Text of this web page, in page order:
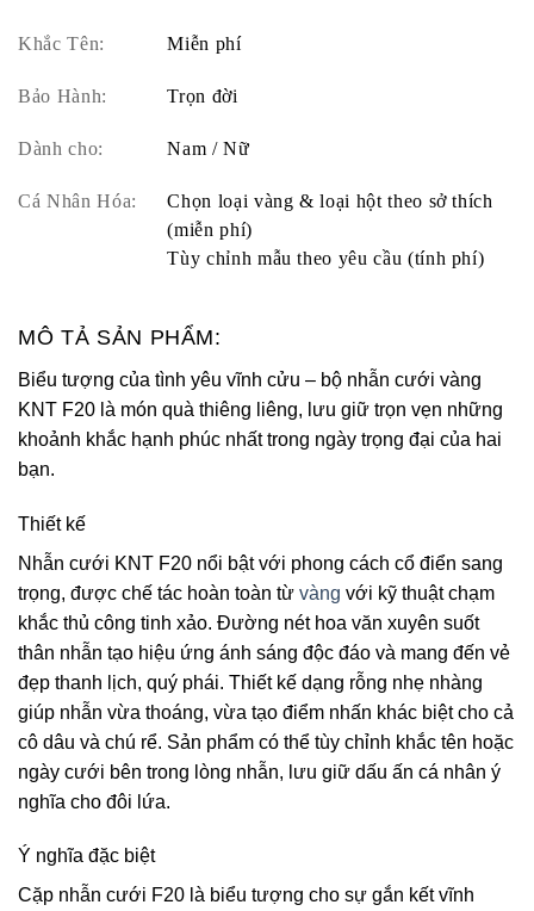
Khắc Tên: Miễn phí
Bảo Hành: Trọn đời
Dành cho: Nam / Nữ
Cá Nhân Hóa:
Chọn loại vàng & loại hột theo sở thích
(miễn phí)
Tùy chỉnh mẫu theo yêu cầu (tính phí)
MÔ TẢ SẢN PHẨM:
Biểu tượng của tình yêu vĩnh cửu – bộ nhẫn cưới vàng
KNT F20 là món quà thiêng liêng, lưu giữ trọn vẹn những
khoảnh khắc hạnh phúc nhất trong ngày trọng đại của hai
bạn.
Thiết kế
Nhẫn cưới KNT F20 nổi bật với phong cách cổ điển sang
trọng, được chế tác hoàn toàn từ vàng với kỹ thuật chạm
khắc thủ công tinh xảo. Đường nét hoa văn xuyên suốt
thân nhẫn tạo hiệu ứng ánh sáng độc đáo và mang đến vẻ
đẹp thanh lịch, quý phái. Thiết kế dạng rỗng nhẹ nhàng
giúp nhẫn vừa thoáng, vừa tạo điểm nhấn khác biệt cho cả
cô dâu và chú rể. Sản phẩm có thể tùy chỉnh khắc tên hoặc
ngày cưới bên trong lòng nhẫn, lưu giữ dấu ấn cá nhân ý
nghĩa cho đôi lứa.
Ý nghĩa đặc biệt
Cặp nhẫn cưới F20 là biểu tượng cho sự gắn kết vĩnh